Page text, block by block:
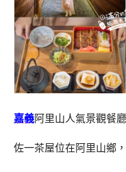
嘉義阿里山人氣景觀餐
佐一茶屋位在阿里山鄉